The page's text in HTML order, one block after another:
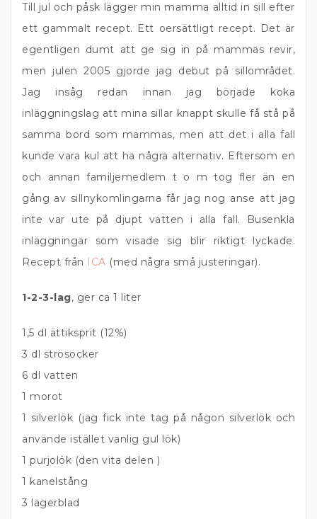
Till jul och påsk lägger min mamma alltid in sill efter
ett gammalt recept. Ett oersättligt recept. Det är
egentligen dumt att ge sig in på mammas revir,
men julen 2005 gjorde jag debut på sillområdet.
Jag insåg redan innan jag började koka
inläggningslag att mina sillar knappt skulle få stå på
samma bord som mammas, men att det i alla fall
kunde vara kul att ha några alternativ. Eftersom en
och annan familjemedlem t o m tog fler än en
gång av sillnykomlingarna får jag nog anse att jag
inte var ute på djupt vatten i alla fall. Busenkla
inläggningar som visade sig blir riktigt lyckade.
Recept från ICA (med några små justeringar).
1-2-3-lag, ger ca 1 liter
1,5 dl ättiksprit (12%)
3 dl strösocker
6 dl vatten
1 morot
1 silverlök (jag fick inte tag på någon silverlök och
använde istället vanlig gul lök)
1 purjolök (den vita delen )
1 kanelstång
3 lagerblad